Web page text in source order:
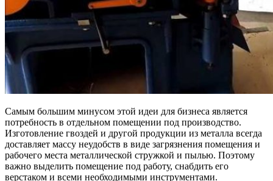
Самым большим минусом этой идеи для бизнеса является
потребность в отдельном помещении под производство.
Изготовление гвоздей и другой продукции из металла всегда
доставляет массу неудобств в виде загрязнения помещения и
рабочего места металлической стружкой и пылью. Поэтому
важно выделить помещение под работу, снабдить его
верстаком и всеми необходимыми инструментами.